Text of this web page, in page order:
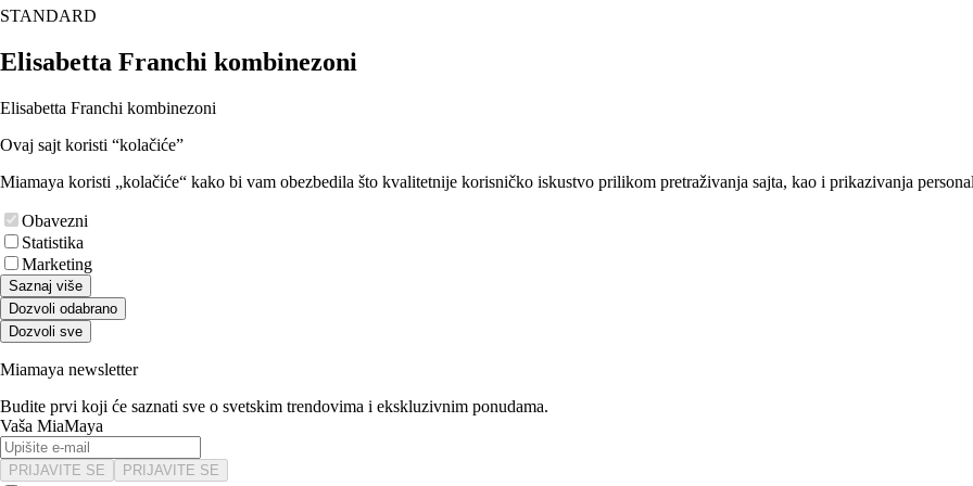
STANDARD
Elisabetta Franchi kombinezoni
Elisabetta Franchi kombinezoni
Ovaj sajt koristi “kolačiće”
Miamaya koristi „kolačiće“ kako bi vam obezbedila što kvalitetnije korisničko iskustvo prilikom pretraživanja sajta, kao i prikazivanja
Obavezni
Statistika
Marketing
Saznaj više
Dozvoli odabrano
Dozvoli sve
Miamaya newsletter
Budite prvi koji će saznati sve o svetskim trendovima i ekskluzivnim ponudama.
Vaša MiaMaya
PRIJAVITE SE PRIJAVITE SE